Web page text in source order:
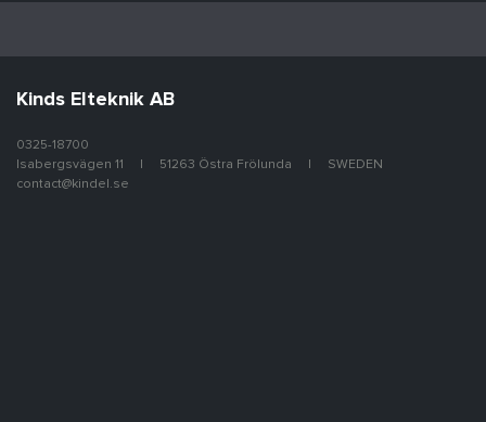
Kinds Elteknik AB
0325-18700
Isabergsvägen 11
51263 Östra Frölunda
SWEDEN
contact@kindel.se